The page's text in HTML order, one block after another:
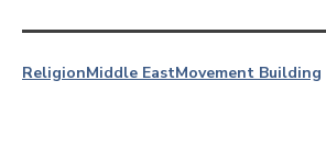
ReligionMiddle EastMovement Building